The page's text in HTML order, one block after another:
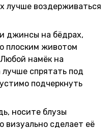
лучше воздерживаться
джинсы на бёдрах,
плоским животом
намёк на
лучше спрятать под
подчеркнуть
носите блузы
визуально сделает её